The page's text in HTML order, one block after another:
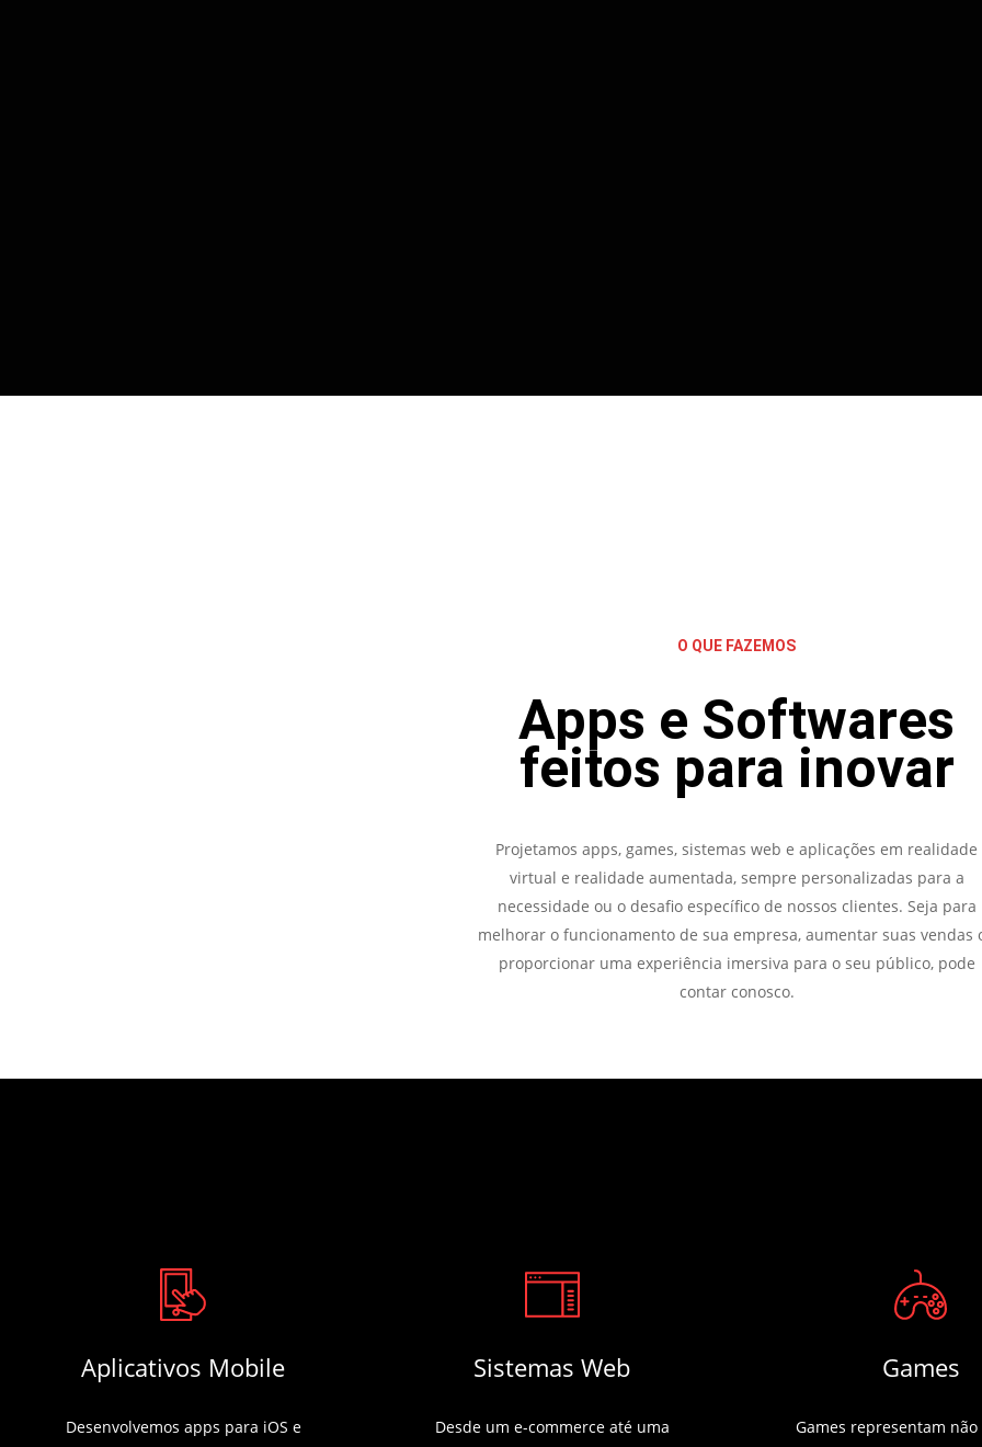
O QUE FAZEMOS
Apps e Softwares
feitos para inovar
Projetamos apps, games, sistemas web e aplicações em realidade
virtual e realidade aumentada, sempre personalizadas para a
necessidade ou o desafio específico de nossos clientes. Seja para
melhorar o funcionamento de sua empresa, aumentar suas vendas
proporcionar uma experiência imersiva para o seu público, pode
contar conosco.
Aplicativos Mobile
Desenvolvemos apps para iOS e
Sistemas Web
Desde um e-commerce até uma
Games
Games representam